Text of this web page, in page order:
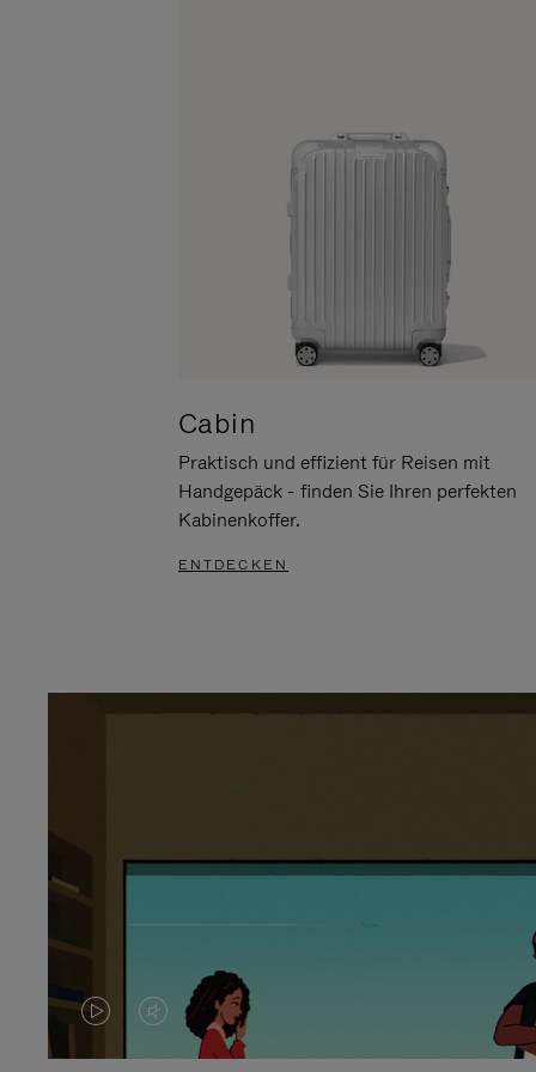
Cabin
Praktisch und effizient für Reisen mit
Handgepäck - finden Sie Ihren perfekten
Kabinenkoffer.
ENTDECKEN
DASVIDEO